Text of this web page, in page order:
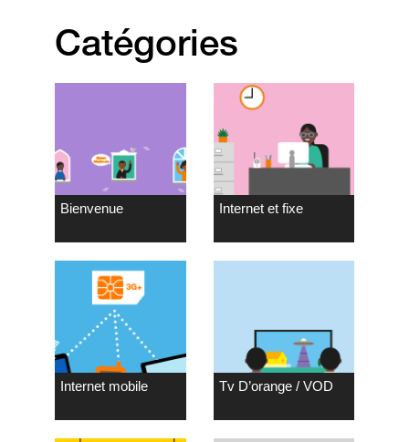
Catégories
Bienvenue Internet et fixe
Internet mobile Tv D’orange / VOD